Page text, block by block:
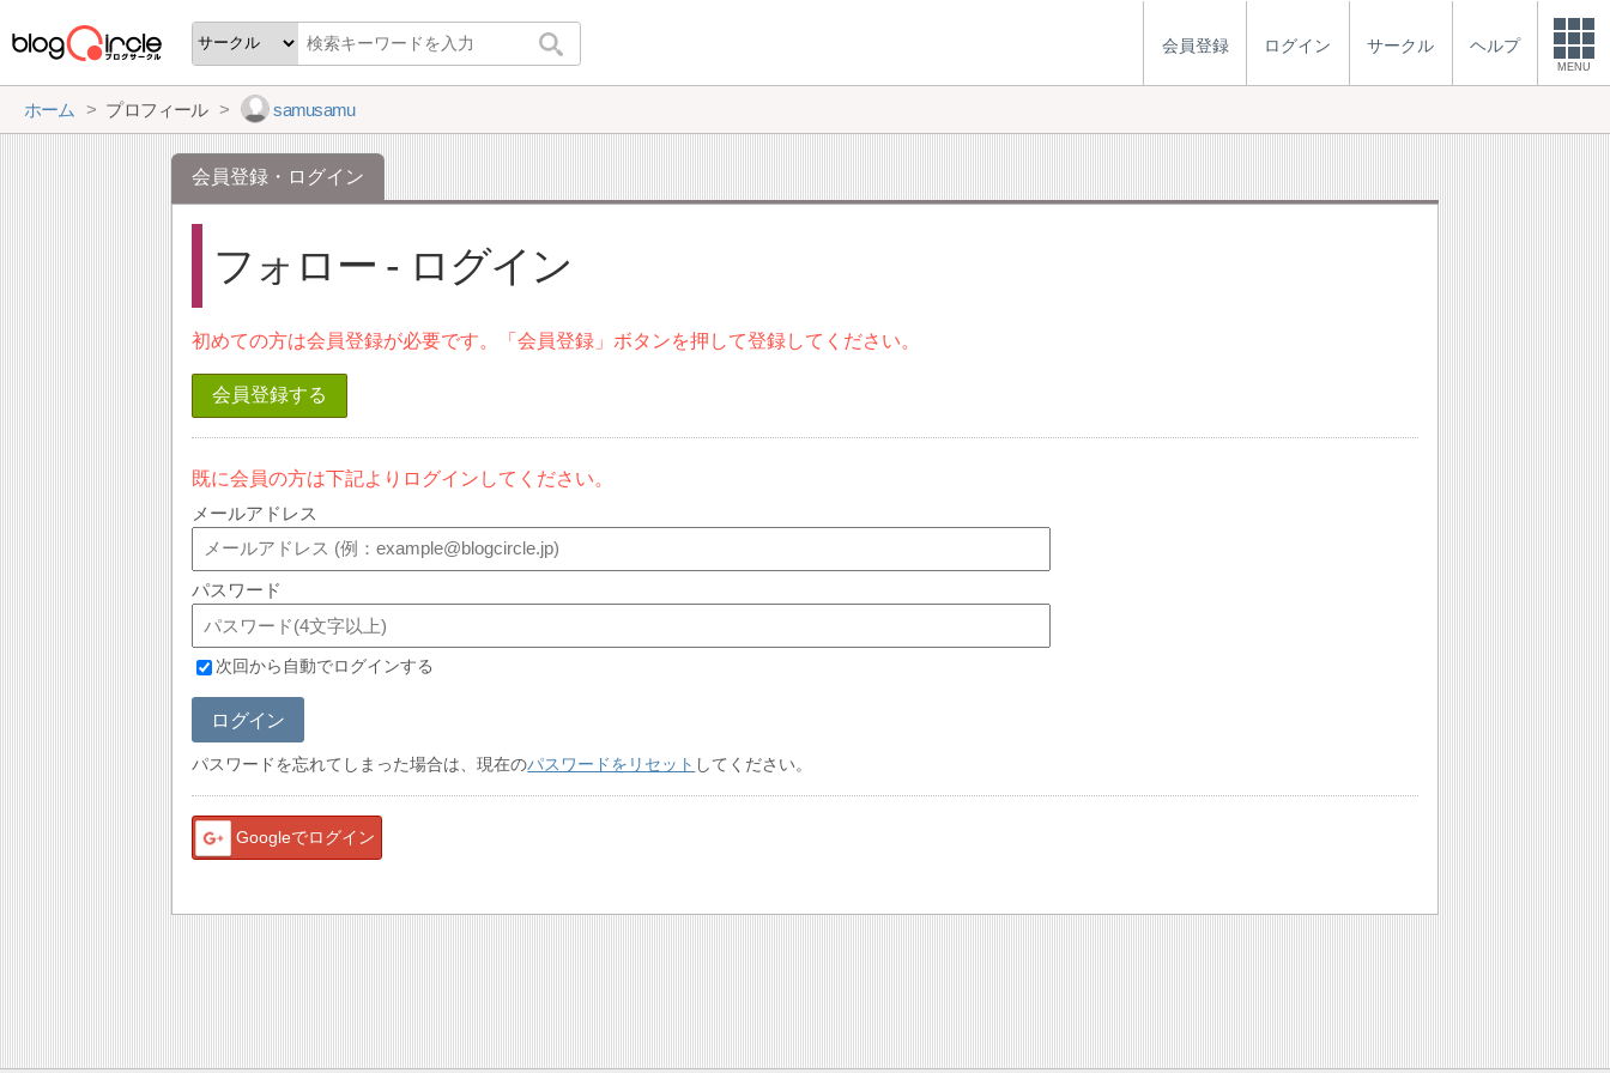
会員登録 ログイン サークル ヘルプ
MENU
ホーム プロフィール samusamu
会員登録・ログイン
フォロー - ログイン
初めての方は会員登録が必要です。「会員登録」ボタンを押して登録してください。
会員登録する
既に会員の方は下記よりログインしてください。
メールアドレス
パスワード
次回から自動でログインする
ログイン
パスワードを忘れてしまった場合は、現在のパスワードをリセット してください。
Googleでログイン